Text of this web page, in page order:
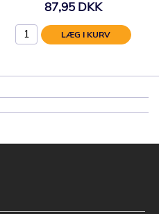
87,95 DKK
LÆG I KURV